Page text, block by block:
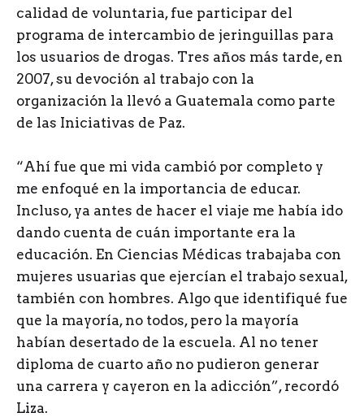
calidad de voluntaria, fue participar del
programa de intercambio de jeringuillas para
los usuarios de drogas. Tres años más tarde, en
2007, su devoción al trabajo con la
organización la llevó a Guatemala como parte
de las Iniciativas de Paz.
“Ahí fue que mi vida cambió por completo y
me enfoqué en la importancia de educar.
Incluso, ya antes de hacer el viaje me había ido
dando cuenta de cuán importante era la
educación. En Ciencias Médicas trabajaba con
mujeres usuarias que ejercían el trabajo sexual,
también con hombres. Algo que identifiqué fue
que la mayoría, no todos, pero la mayoría
habían desertado de la escuela. Al no tener
diploma de cuarto año no pudieron generar
una carrera y cayeron en la adicción”, recordó
Liza.